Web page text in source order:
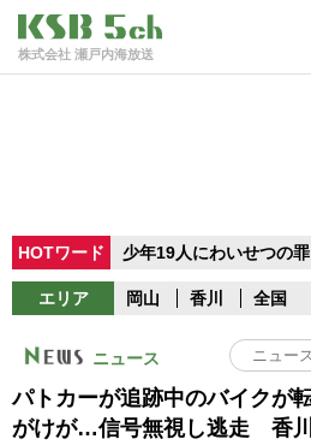
株式会社 瀬戸内海放送
HOTワード 少年19人にわいせつの罪
エリア 岡山 香川 全国
ニュース
パトカーが追跡中のバイクが
がけが…信号無視し逃走 香